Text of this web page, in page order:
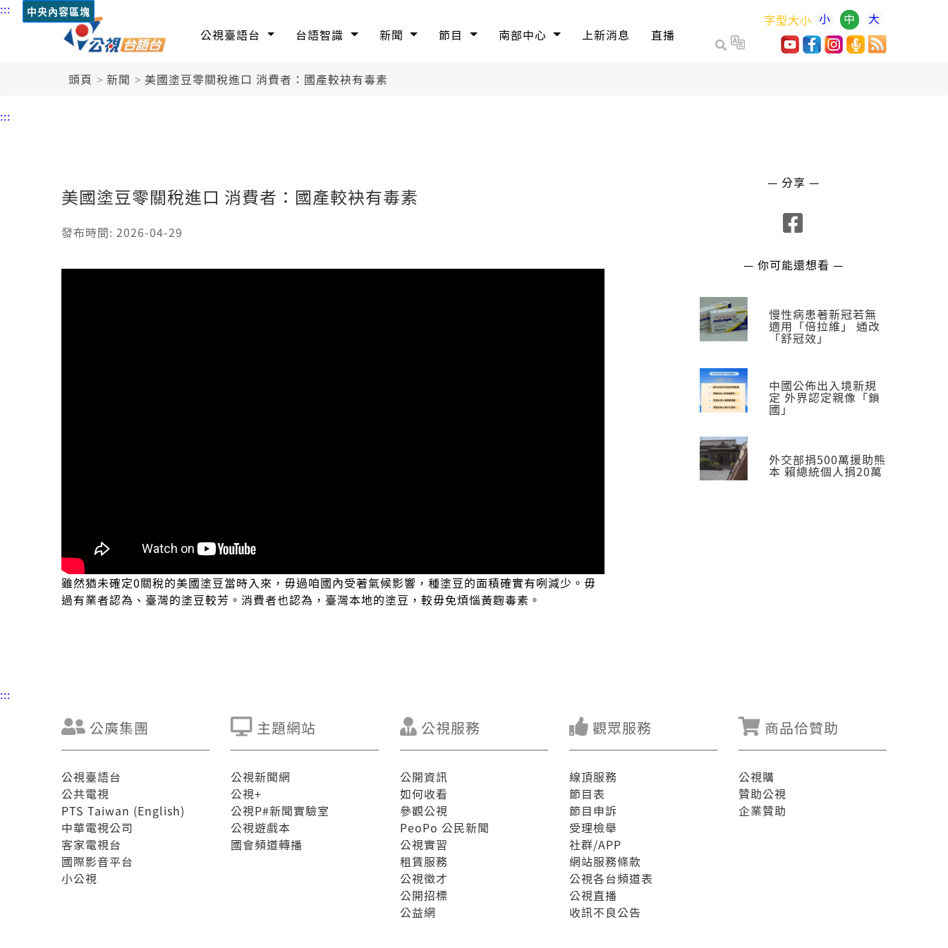
::: 中央內容區塊
公視臺語台 台語智識 新聞 節目 南部中心 上新消息 直播
字型大小 小 中 大
頭頁 新聞 美國塗豆零關稅進口 消費者：國產較袂有毒素
:::
美國塗豆零關稅進口 消費者：國產較袂有毒素
發布時間: 2026-04-29
雖然猶未確定0關稅的美國塗豆當時入來，毋過咱國內受著氣候影響，種塗豆的面積確實有咧減少。毋
過有業者認為、臺灣的塗豆較芳。消費者也認為，臺灣本地的塗豆，較毋免煩惱黃麴毒素。
— 分享 —
— 你可能還想看 —
慢性病患著新冠若無
適用「倍拉維」 通改
「舒冠效」
中國公佈出入境新規
定 外界認定親像「鎖
國」
外交部捐500萬援助熊
本 賴總統個人捐20萬
:::
公廣集團
公視臺語台
公共電視
PTS Taiwan (English)
中華電視公司
客家電視台
國際影音平台
小公視
主題網站
公視新聞網
公視+
公視P#新聞實驗室
公視遊戲本
國會頻道轉播
公視服務
公開資訊
如何收看
參觀公視
PeoPo 公民新聞
公視實習
租賃服務
公視徵才
公開招標
公益網
觀眾服務
線頂服務
節目表
節目申訴
受理檢舉
社群/APP
網站服務條款
公視各台頻道表
公視直播
收訊不良公告
商品佮贊助
公視購
贊助公視
企業贊助